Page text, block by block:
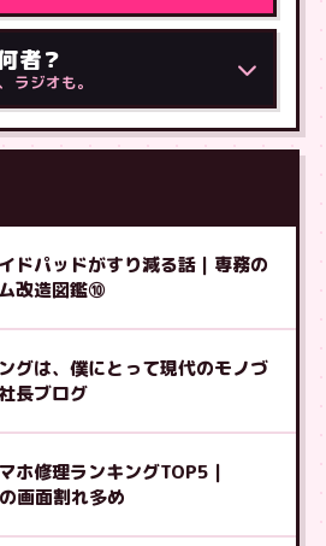
者？
ラジオも。
ドパッドがすり減る話｜専務の
改造図鑑⑩
グは、僕にとって現代のモノづ
長ブログ
ホ修理ランキングTOP5｜
画面割れ多め